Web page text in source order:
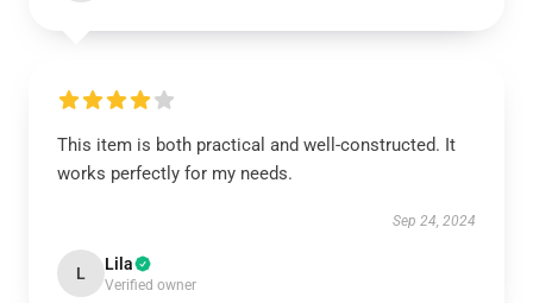
This item is both practical and well-constructed. It
works perfectly for my needs.
Sep 24, 2024
L Lila
Verified owner